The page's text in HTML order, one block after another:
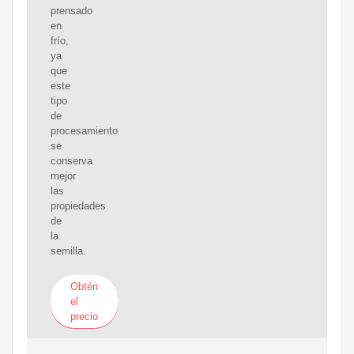
prensado
en
frío,
ya
que
este
tipo
de
procesamiento
se
conserva
mejor
las
propiedades
de
la
semilla.
Obtén
el
precio